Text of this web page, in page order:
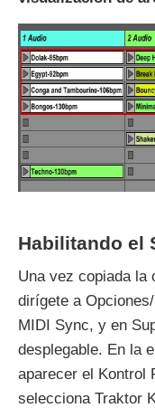
Habilitando el
Una vez copiada la
dirígete a
MIDI Sync, y en
desplegable. En la
aparecer el Kontrol
selecciona Traktor